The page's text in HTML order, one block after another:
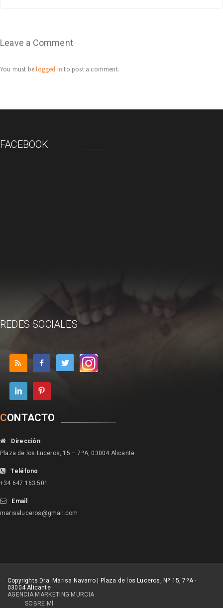
Leave a Comment
You must belogged in to post a comment.
FACEBOOK
REDES SOCIALES
CONTACTO
Dirección
Plaza de los Luceros, 15 – 7ºA, 03004 Alicante
Teléfono
+34 647 163 501
Email
marisaluceros@gmail.com
Copyrights Dra. Marisa Navarro | Plaza de los Luceros, Nº 15, 7ºA -
03004 Alicante
AGENCIA MARKETING MURCIA
SOBRE MÍ